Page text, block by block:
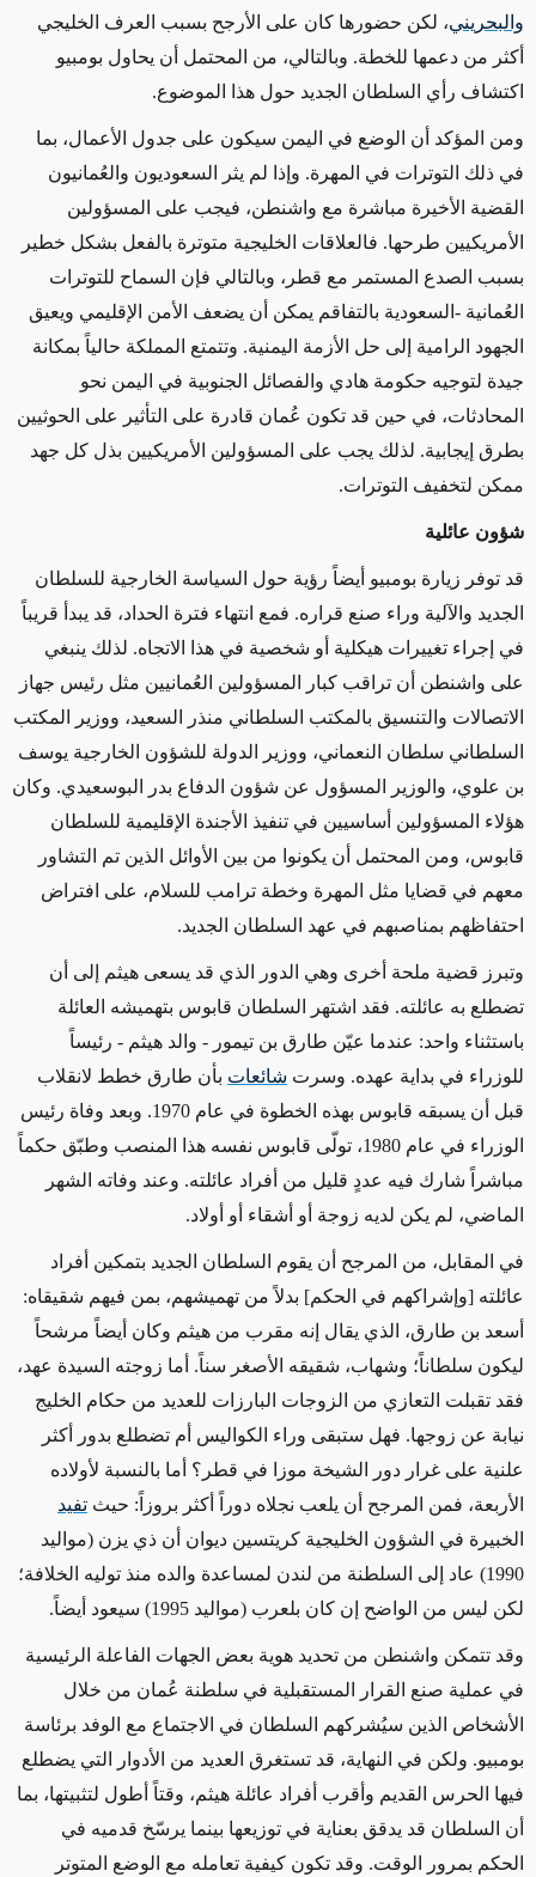
والبحريني، لكن حضورها كان على الأرجح بسبب العرف الخليجي
أكثر من دعمها للخطة. وبالتالي، من المحتمل أن يحاول بومبيو
اكتشاف رأي السلطان الجديد حول هذا الموضوع.
ومن المؤكد أن الوضع في اليمن سيكون على جدول الأعمال، بما
في ذلك التوترات في المهرة. وإذا لم يثر السعوديون والعُمانيون
القضية الأخيرة مباشرة مع واشنطن، فيجب على المسؤولين
الأمريكيين طرحها. فالعلاقات الخليجية متوترة بالفعل بشكل خطير
بسبب الصدع المستمر مع قطر، وبالتالي فإن السماح للتوترات
العُمانية -السعودية بالتفاقم يمكن أن يضعف الأمن الإقليمي ويعيق
الجهود الرامية إلى حل الأزمة اليمنية. وتتمتع المملكة حالياً بمكانة
جيدة لتوجيه حكومة هادي والفصائل الجنوبية في اليمن نحو
المحادثات، في حين قد تكون عُمان قادرة على التأثير على الحوثيين
بطرق إيجابية. لذلك يجب على المسؤولين الأمريكيين بذل كل جهد
ممكن لتخفيف التوترات.
شؤون عائلية
قد توفر زيارة بومبيو أيضاً رؤية حول السياسة الخارجية للسلطان
الجديد والآلية وراء صنع قراره. فمع انتهاء فترة الحداد، قد يبدأ قريباً
في إجراء تغييرات هيكلية أو شخصية في هذا الاتجاه. لذلك ينبغي
على واشنطن أن تراقب كبار المسؤولين العُمانيين مثل رئيس جهاز
الاتصالات والتنسيق بالمكتب السلطاني منذر السعيد، ووزير المكتب
السلطاني سلطان النعماني، ووزير الدولة للشؤون الخارجية يوسف
بن علوي، والوزير المسؤول عن شؤون الدفاع بدر البوسعيدي. وكان
هؤلاء المسؤولين أساسيين في تنفيذ الأجندة الإقليمية للسلطان
قابوس، ومن المحتمل أن يكونوا من بين الأوائل الذين تم التشاور
معهم في قضايا مثل المهرة وخطة ترامب للسلام، على افتراض
احتفاظهم بمناصبهم في عهد السلطان الجديد.
وتبرز قضية ملحة أخرى وهي الدور الذي قد يسعى هيثم إلى أن
تضطلع به عائلته. فقد اشتهر السلطان قابوس بتهميشه العائلة
باستثناء واحد: عندما عيّن طارق بن تيمور - والد هيثم - رئيساً
للوزراء في بداية عهده. وسرت شائعات بأن طارق خطط لانقلاب
قبل أن يسبقه قابوس بهذه الخطوة في عام 1970. وبعد وفاة رئيس
الوزراء في عام 1980، تولّى قابوس نفسه هذا المنصب وطبّق حكماً
مباشراً شارك فيه عددٍ قليل من أفراد عائلته. وعند وفاته الشهر
الماضي، لم يكن لديه زوجة أو أشقاء أو أولاد.
في المقابل، من المرجح أن يقوم السلطان الجديد بتمكين أفراد
عائلته [وإشراكهم في الحكم] بدلاً من تهميشهم، بمن فيهم شقيقاه:
أسعد بن طارق، الذي يقال إنه مقرب من هيثم وكان أيضاً مرشحاً
ليكون سلطاناً؛ وشهاب، شقيقه الأصغر سناً. أما زوجته السيدة عهد،
فقد تقبلت التعازي من الزوجات البارزات للعديد من حكام الخليج
نيابة عن زوجها. فهل ستبقى وراء الكواليس أم تضطلع بدور أكثر
علنية على غرار دور الشيخة موزا في قطر؟ أما بالنسبة لأولاده
الأربعة، فمن المرجح أن يلعب نجلاه دوراً أكثر بروزاً: حيث تفيد
الخبيرة في الشؤون الخليجية كريتسين ديوان أن ذي يزن (مواليد
1990) عاد إلى السلطنة من لندن لمساعدة والده منذ توليه الخلافة؛
لكن ليس من الواضح إن كان بلعرب (مواليد 1995) سيعود أيضاً.
وقد تتمكن واشنطن من تحديد هوية بعض الجهات الفاعلة الرئيسية
في عملية صنع القرار المستقبلية في سلطنة عُمان من خلال
الأشخاص الذين سيُشركهم السلطان في الاجتماع مع الوفد برئاسة
بومبيو. ولكن في النهاية، قد تستغرق العديد من الأدوار التي يضطلع
فيها الحرس القديم وأقرب أفراد عائلة هيثم، وقتاً أطول لتثبيتها، بما
أن السلطان قد يدقق بعناية في توزيعها بينما يرسّخ قدميه في
الحكم بمرور الوقت. وقد تكون كيفية تعامله مع الوضع المتوتر